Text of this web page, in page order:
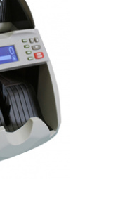
толщину банкноты
что
жесткость и
специально
загрязнения в